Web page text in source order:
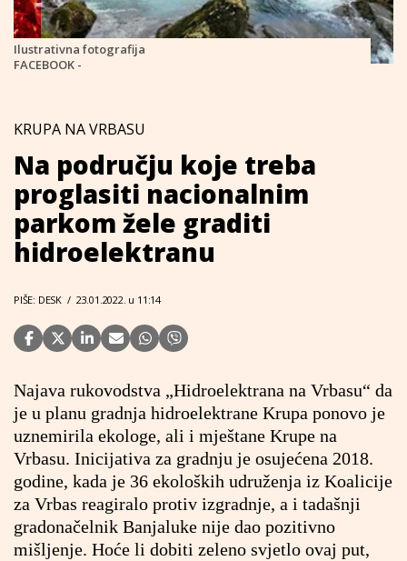
Ilustrativna fotografija
FACEBOOK -
KRUPA NA VRBASU
Na području koje treba
proglasiti nacionalnim
parkom žele graditi
hidroelektranu
PIŠE: DESK / 23.01.2022. u 11:14
Najava rukovodstva „Hidroelektrana na Vrbasu“ da
je u planu gradnja hidroelektrane Krupa ponovo je
uznemirila ekologe, ali i mještane Krupe na
Vrbasu. Inicijativa za gradnju je osujećena 2018.
godine, kada je 36 ekoloških udruženja iz Koalicije
za Vrbas reagiralo protiv izgradnje, a i tadašnji
gradonačelnik Banjaluke nije dao pozitivno
mišljenje. Hoće li dobiti zeleno svjetlo ovaj put,